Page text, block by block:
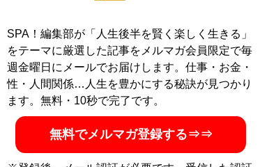
SPA！編集部が「人生後半を賢く楽しく生きる」
をテーマに厳選した記事をメルマガ会員限定で毎
週金曜日にメールでお届けします。仕事・お金・
性・人間関係…人生を豊かにする秘訣が見つかり
ます。無料・10秒で完了です。
無料でメルマガ登録する⇒⇒